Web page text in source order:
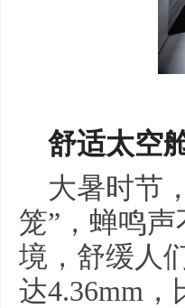
舒适太空
大暑时节
笼”，蝉鸣
境，舒缓人
达4.36mm